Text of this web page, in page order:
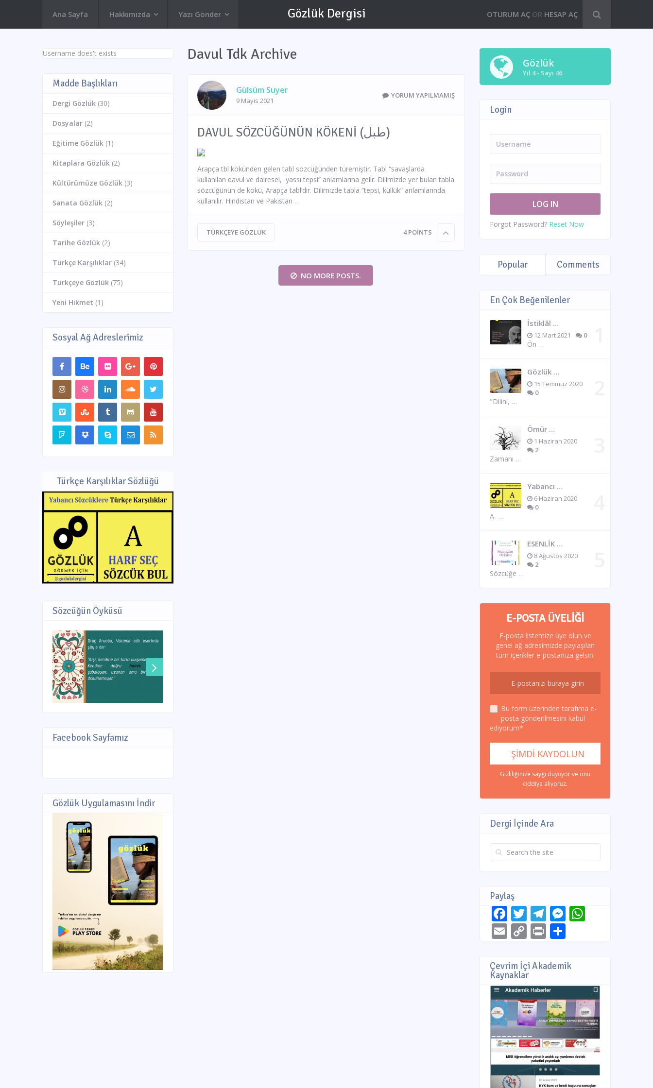
Ana Sayfa Hakkımızda Yazı Gönder Gözlük Dergisi OTURUM AÇ OR HESAP AÇ
Davul Tdk Archive
Gülsüm Suyer
9 Mayıs 2021
YORUM YAPILMAMIŞ
DAVUL SÖZCÜĞÜNÜN KÖKENİ (طبل)
Arapça tbl kökünden gelen tabl sözcüğünden türemiştir. Tabl “savaşlarda
kullanılan davul ve dairesel, yassı tepsi” anlamlarına gelir. Dilimizde yer bulan tabla
sözcüğünün de kökü, Arapça tabl’dır. Dilimizde tabla “tepsi, küllük” anlamlarında
kullanılır. Hindistan ve Pakistan …
TÜRKÇEYE GÖZLÜK 4 POINTS
NO MORE POSTS.
Username does't exists
Madde Başlıkları
Dergi Gözlük (30)
Dosyalar (2)
Eğitime Gözlük (1)
Kitaplara Gözlük (2)
Kültürümüze Gözlük (3)
Sanata Gözlük (2)
Söyleşiler (3)
Tarihe Gözlük (2)
Türkçe Karşılıklar (34)
Türkçeye Gözlük (75)
Yeni Hikmet (1)
Sosyal Ağ Adreslerimiz
Türkçe Karşılıklar Sözlüğü
Sözcüğün Öyküsü
Facebook Sayfamız
Gözlük Uygulamasını İndir
Gözlük
Yıl 4 - Sayı 46
Login
Forgot Password? Reset Now
Popular Comments
En Çok Beğenilenler
İstiklâl …
12 Mart 2021 0
Ön …
Gözlük …
15 Temmuz 2020
0
"Dilini, …
Ömür …
1 Haziran 2020
2
Zamanı …
Yabancı …
6 Haziran 2020
0
A- …
ESENLİK …
8 Ağustos 2020
2
Sözcüğe …
E-POSTA ÜYELIĞI
E-posta listemize üye olun ve
genel ağ adresimizde paylaşılan
tüm içerikler e-postanıza gelsin.
Bu form üzerinden tarafıma e-
posta gönderilmesini kabul
ediyorum*
Gizliliğinize saygı duyuyor ve onu
ciddiye alıyoruz.
Dergi İçinde Ara
Paylaş
Facebook
Twitter
Telegram
Messenger
EmailCopy
Print
Çevrim İçi Akademik
Kaynaklar